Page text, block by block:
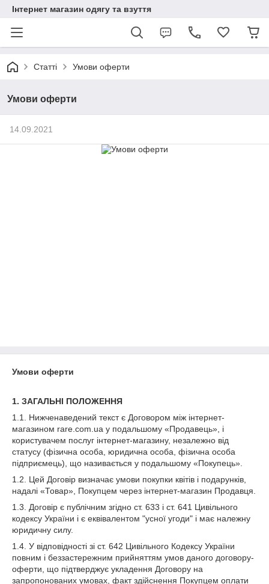
Інтернет магазин одягу та взуття
Статті Умови оферти
Умови оферти
14.09.2021
Умови оферти
1. ЗАГАЛЬНІ ПОЛОЖЕННЯ
1.1. Нижченаведений текст є Договором між інтернет-
магазином rare.com.ua у подальшому «Продавець», і
користувачем послуг інтернет-магазину, незалежно від
статусу (фізична особа, юридична особа, фізична особа
підприємець), що називається у подальшому «Покупець».
1.2. Цей Договір визначає умови покупки квітів і подарунків,
надалі «Товар», Покупцем через інтернет-магазин Продавця.
1.3. Договір є публічним згідно ст. 633 і ст. 641 Цивільного
кодексу України і є еквівалентом "усної угоди" і має належну
юридичну силу.
1.4. У відповідності зі ст. 642 Цивільного Кодексу України
повним і беззастережним прийняттям умов даного договору-
оферти, що підтверджує укладення Договору на
запропонованих умовах, факт здійснення Покупцем оплати